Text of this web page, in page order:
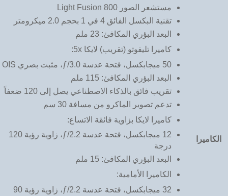
الكاميرا
مستشعر الصور Light Fusion 800
تقنية البكسل الفائق 4 في 1 بحجم 2.0 ميكرومتر
البعد البؤري المكافئ: 23 ملم
كاميرا تليفوتو (تقريب) لايكا 5x:
50 ميجابكسل، فتحة عدسة ƒ/3.0، مثبت بصري OIS
البعد البؤري المكافئ: 115 ملم
تقريب فائق بالذكاء الاصطناعي يصل إلى 120 ضعفاً
تدعم تصوير الماكرو من مسافة 30 سم
كاميرا لايكا بزاوية فائقة الاتساع:
12 ميجابكسل، فتحة عدسة ƒ/2.2، زاوية رؤية 120
درجة
البعد البؤري المكافئ: 15 ملم
الكاميرا الأمامية:
32 ميجابكسل، فتحة عدسة ƒ/2.2، زاوية رؤية 90